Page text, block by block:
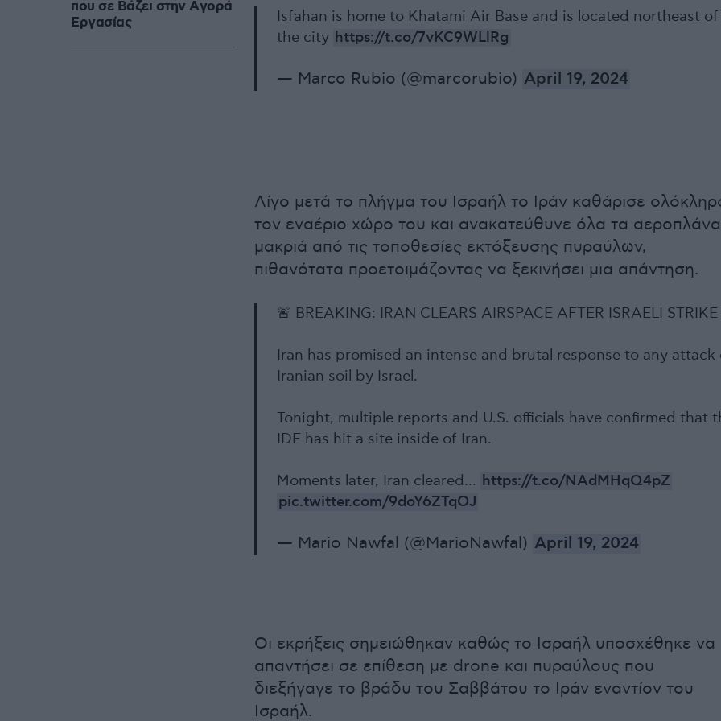
Isfahan is home to Khatami Air Base and is located northeast of
the city https://t.co/7vKC9WLlRg
— Marco Rubio (@marcorubio) April 19, 2024
Λίγο μετά το πλήγμα του Ισραήλ το Ιράν καθάρισε
τον εναέριο χώρο του και ανακατεύθυνε όλα τα αεροπλάνα
μακριά από τις τοποθεσίες εκτόξευσης πυραύλων,
πιθανότατα προετοιμάζοντας να ξεκινήσει μια απάντηση.
🚨 BREAKING: IRAN CLEARS AIRSPACE AFTER ISRAELI STRIKE
Iran has promised an intense and brutal response to any attack
Iranian soil by Israel.
Tonight, multiple reports and U.S. officials have confirmed that
IDF has hit a site inside of Iran.
Moments later, Iran cleared… https://t.co/NAdMHqQ4pZ
pic.twitter.com/9doY6ZTqOJ
— Mario Nawfal (@MarioNawfal) April 19, 2024
Οι εκρήξεις σημειώθηκαν καθώς το Ισραήλ υποσχέθηκε να
απαντήσει σε επίθεση με drone και πυραύλους που
διεξήγαγε το βράδυ του Σαββάτου το Ιράν εναντίον του
Ισραήλ.
που σε Bάζει στην Aγορά
Eργασίας